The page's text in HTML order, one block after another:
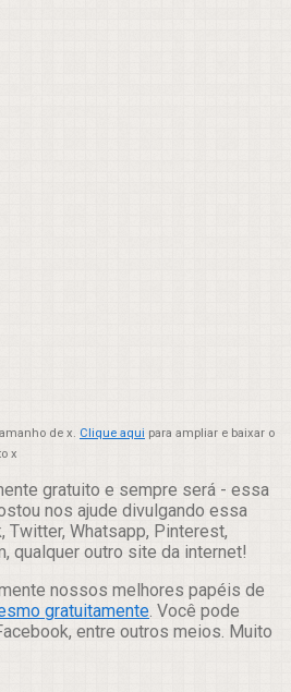
de x. Clique aqui para ampliar e baixar o
x
gratuito e sempre será - essa
nos ajude divulgando essa
Twitter, Whatsapp, Pinterest,
qualquer outro site da internet!
nossos melhores papéis de
gratuitamente. Você pode
entre outros meios. Muito